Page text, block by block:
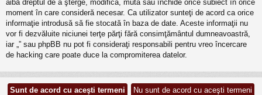
aibă dreptul de a şterge, modifica, muta sau închide orice subiect în orice
moment în care consideră necesar. Ca utilizator sunteţi de acord ca orice
informaţie introdusă să fie stocată în baza de date. Aceste informaţii nu
vor fi dezvăluite niciunei terţe părţi fără consimţământul dumneavoastră,
iar „” sau phpBB nu pot fi consideraţi responsabili pentru vreo încercare
de hacking care poate duce la compromiterea datelor.